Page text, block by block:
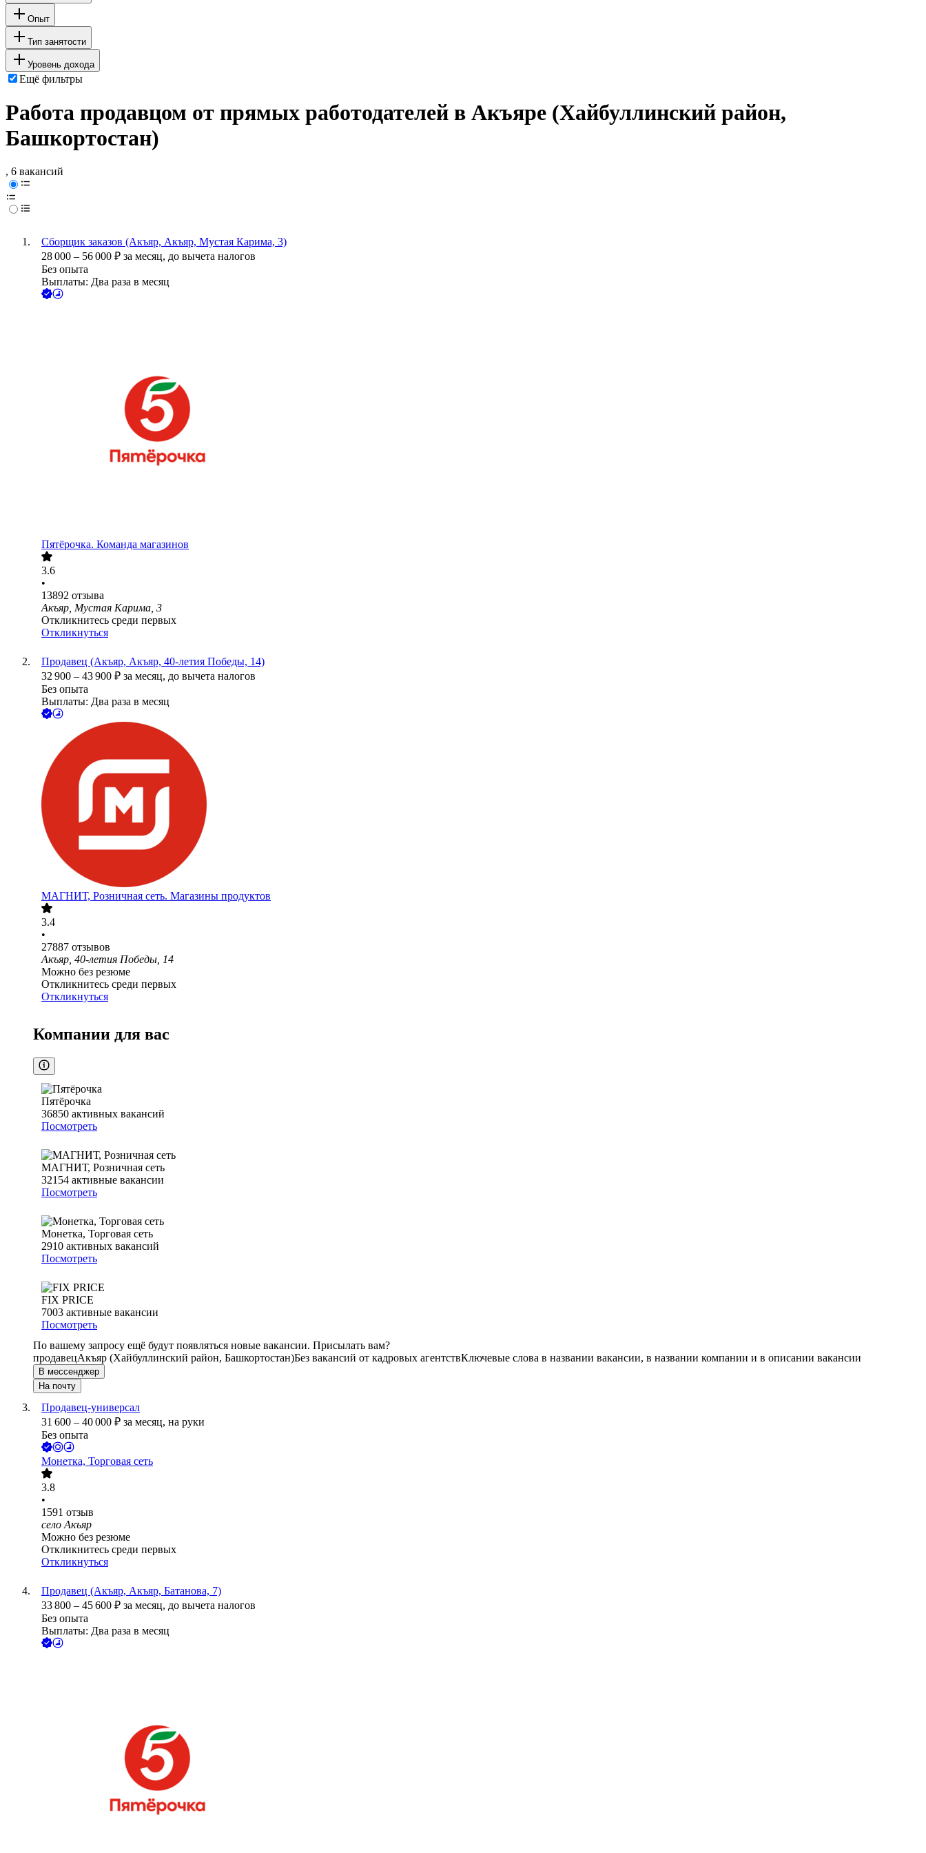
Опыт
Тип занятости
Уровень дохода
Ещё фильтры
Работа продавцом от прямых работодателей в Акъяре (Хайбуллинский район,
Башкортостан)
, 6 вакансий
Сборщик заказов (Акъяр, Акъяр, Мустая Карима, 3)
28 000 – 56 000 ₽ за месяц, до вычета налогов
Без опыта
Выплаты: Два раза в месяц
Пятёрочка. Команда магазинов
3.6
•
13892 отзыва
Акъяр, Мустая Карима, 3
Откликнитесь среди первых
Откликнуться
Продавец (Акъяр, Акъяр, 40-летия Победы, 14)
32 900 – 43 900 ₽ за месяц, до вычета налогов
Без опыта
Выплаты: Два раза в месяц
МАГНИТ, Розничная сеть. Магазины продуктов
3.4
•
27887 отзывов
Акъяр, 40-летия Победы, 14
Можно без резюме
Откликнитесь среди первых
Откликнуться
Компании для вас
Пятёрочка
36850 активных вакансий
Посмотреть
МАГНИТ, Розничная сеть
32154 активные вакансии
Посмотреть
Монетка, Торговая сеть
2910 активных вакансий
Посмотреть
FIX PRICE
7003 активные вакансии
Посмотреть
По вашему запросу ещё будут появляться новые вакансии. Присылать вам?
продавецАкъяр (Хайбуллинский район, Башкортостан)Без вакансий от кадровых агентствКлючевые слова в названии вакансии, в названии компании и в описании вакансии
В мессенджер
На почту
Продавец-универсал
31 600 – 40 000 ₽ за месяц, на руки
Без опыта
Монетка, Торговая сеть
3.8
•
1591 отзыв
село Акъяр
Можно без резюме
Откликнитесь среди первых
Откликнуться
Продавец (Акъяр, Акъяр, Батанова, 7)
33 800 – 45 600 ₽ за месяц, до вычета налогов
Без опыта
Выплаты: Два раза в месяц